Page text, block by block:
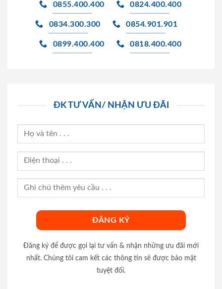
0855.400.400 0824.400.400
0834.300.300 0854.901.901
0899.400.400 0818.400.400
ĐK TƯ VẤN/ NHẬN ƯU ĐÃI
Đăng ký để được gọi lại tư vấn & nhận những ưu đãi mới
nhất. Chúng tôi cam kết các thông tin sẽ được bảo mật
tuyệt đối.